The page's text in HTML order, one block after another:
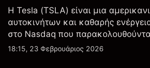
Η Tesla (TSLA) είναι μια
αυτοκινήτων και καθαρής
στο Nasdaq που
απόδοση κερδών, τα δεδομένα
18:15, 23 Φεβρουάριος 2026